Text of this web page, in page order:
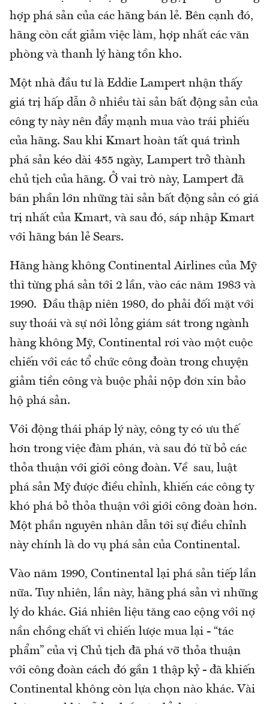
hợp phá sản của các hãng bán lẻ. Bên cạnh đó,
hãng còn cắt giảm việc làm, hợp nhất các văn
phòng và thanh lý hàng tồn kho.
Một nhà đầu tư là Eddie Lampert nhận thấy
giá trị hấp dẫn ở nhiều tài sản bất động sản của
công ty này nên đẩy mạnh mua vào trái phiếu
của hãng. Sau khi Kmart hoàn tất quá trình
phá sản kéo dài 455 ngày, Lampert trở thành
chủ tịch của hãng. Ở vai trò này, Lampert đã
bán phần lớn những tài sản bất động sản có giá
trị nhất của Kmart, và sau đó, sáp nhập Kmart
với hãng bán lẻ Sears.
Hãng hàng không Continental Airlines của Mỹ
thì từng phá sản tới 2 lần, vào các năm 1983 và
1990. Đầu thập niên 1980, do phải đối mặt với
suy thoái và sự nới lỏng giám sát trong ngành
hàng không Mỹ, Continental rơi vào một cuộc
chiến với các tổ chức công đoàn trong chuyện
giảm tiền công và buộc phải nộp đơn xin bảo
hộ phá sản.
Với động thái pháp lý này, công ty có ưu thế
hơn trong việc đàm phán, và sau đó từ bỏ các
thỏa thuận với giới công đoàn. Về sau, luật
phá sản Mỹ được điều chỉnh, khiến các công ty
khó phá bỏ thỏa thuận với giới công đoàn hơn.
Một phần nguyên nhân dẫn tới sự điều chỉnh
này chính là do vụ phá sản của Continental.
Vào năm 1990, Continental lại phá sản tiếp lần
nữa. Tuy nhiên, lần này, hãng phá sản vì những
lý do khác. Giá nhiên liệu tăng cao cộng với nợ
nần chồng chất vì chiến lược mua lại - “tác
phẩm” của vị Chủ tịch đã phá vỡ thỏa thuận
với công đoàn cách đó gần 1 thập kỷ - đã khiến
Continental không còn lựa chọn nào khác. Vài